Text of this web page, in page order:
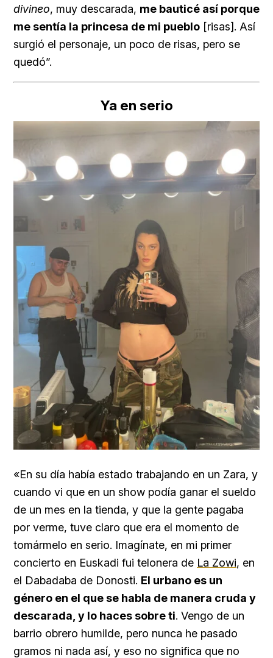
divineo, muy descarada, me bauticé así porque
me sentía la princesa de mi pueblo [risas]. Así
surgió el personaje, un poco de risas, pero se
quedó”.
Ya en serio
«En su día había estado trabajando en un Zara, y
cuando vi que en un show podía ganar el sueldo
de un mes en la tienda, y que la gente pagaba
por verme, tuve claro que era el momento de
tomármelo en serio. Imagínate, en mi primer
concierto en Euskadi fui telonera de La Zowi, en
el Dabadaba de Donosti. El urbano es un
género en el que se habla de manera cruda y
descarada, y lo haces sobre ti. Vengo de un
barrio obrero humilde, pero nunca he pasado
gramos ni nada así, y eso no significa que no